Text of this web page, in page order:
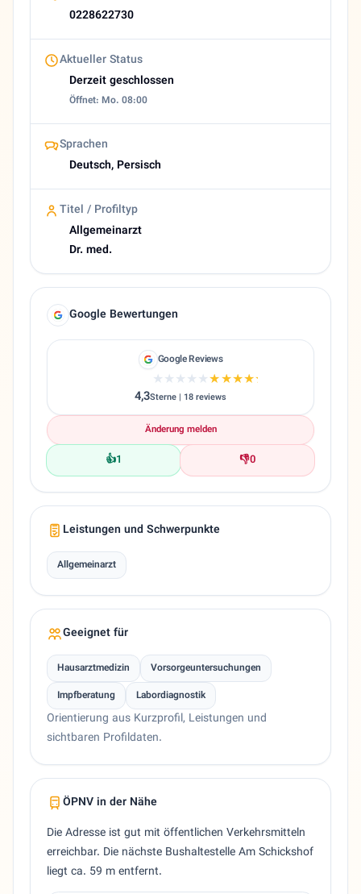
Heutige Öffnungszeiten
Hausarzt in Bonn | Abdolrahman Maroofi
0228622730
Aktueller Status
Derzeit geschlossen
Öffnet: Mo. 08:00
Sprachen
Deutsch, Persisch
Titel / Profiltyp
Allgemeinarzt
Dr. med.
Google Bewertungen
Google Reviews
★★★★★★★★★★
4,3Sterne | 18 reviews
Änderung melden
👍1 👎0
Leistungen und Schwerpunkte
Allgemeinarzt
Geeignet für
Hausarztmedizin
Vorsorgeuntersuchungen
Impfberatung
Labordiagnostik
Orientierung aus Kurzprofil, Leistungen und
sichtbaren Profildaten.
ÖPNV in der Nähe
Die Adresse ist gut mit öffentlichen Verkehrsmitteln
erreichbar. Die nächste Bushaltestelle Am Schickshof
liegt ca. 59 m entfernt.